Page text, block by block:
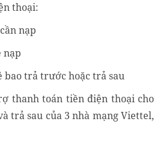
thoại:
nạp
nạp
bao trả trước hoặc trả sau
thanh toán tiền điện thoại cho
trả sau của 3 nhà mạng Viettel,